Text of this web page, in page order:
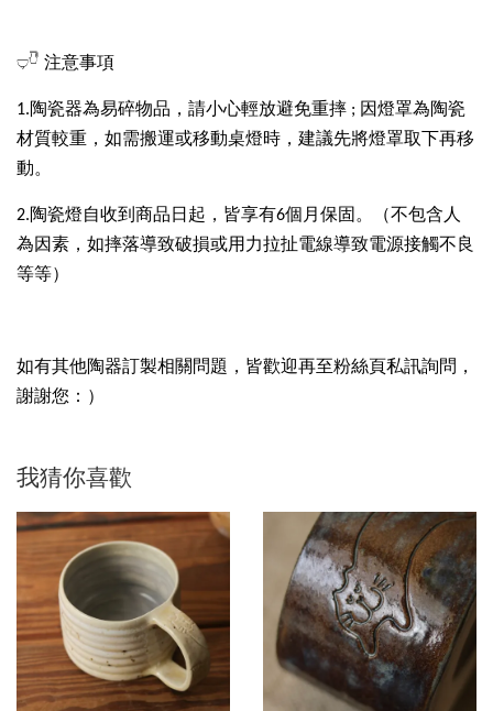
𓂑𓎹 注意事項
1.陶瓷器為易碎物品，請小心輕放避免重摔 ; 因燈罩為陶瓷
材質較重，如需搬運或移動桌燈時，建議先將燈罩取下再移
動。
2.陶瓷燈自收到商品日起，皆享有6個月保固。（不包含人
為因素，如摔落導致破損或用力拉扯電線導致電源接觸不良
等等）
如有其他陶器訂製相關問題，皆歡迎再至粉絲頁私訊詢問，
謝謝您：）
我猜你喜歡